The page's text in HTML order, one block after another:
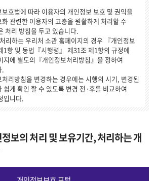
호법에 따라 이용자의 개인정보 보호 및 권익을
관련한 이용자의 고충을 원활하게 처리할 수
처리 방침을 두고 있습니다.
리하는 우리처 소관 홈페이지의 경우 『개인정보
1항 및 동법『시행령』 제31조 제1항의 규정에
지에 별도의『개인정보처리방침』을 정하여
리방침을 변경하는 경우에는 시행의 시기, 변경된
쉽게 확인 할 수 있도록 변경 전·후를 비교하여
입니다.
보의 처리 및 보유기간, 처리하는 개